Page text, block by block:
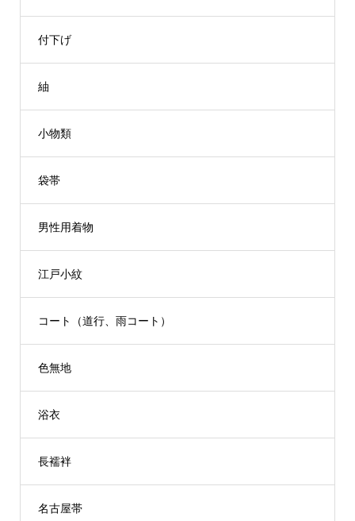
付下げ
紬
小物類
袋帯
男性用着物
江戸小紋
コート（道行、雨コート）
色無地
浴衣
長襦袢
名古屋帯